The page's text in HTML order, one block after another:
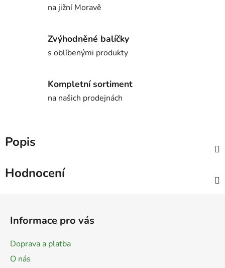
na jižní Moravě
Zvýhodněné balíčky
s oblíbenými produkty
Kompletní sortiment
na našich prodejnách
Popis
Hodnocení
Informace pro vás
Doprava a platba
O nás